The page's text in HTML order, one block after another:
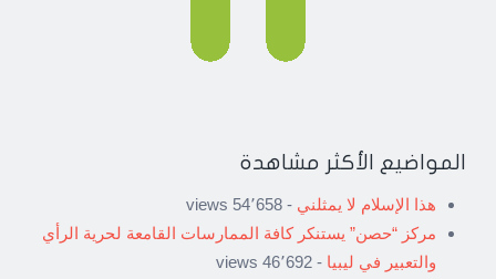
المواضيع الأكثر مشاهدة
هذا الإسلام لا يمثلني - 54٬658 views
مركز “حصن” يستنكر كافة الممارسات القامعة لحرية الرأي
والتعبير في ليبيا - 46٬692 views